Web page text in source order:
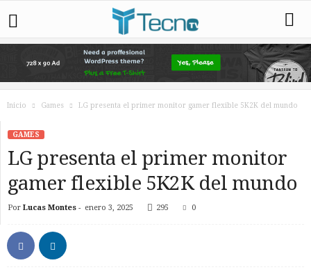
Inicio Games LG presenta el primer monitor gamer flexible 5K2K del mundo
GAMES
LG presenta el primer monitor
gamer flexible 5K2K del mundo
Por Lucas Montes - enero 3, 2025 295 0